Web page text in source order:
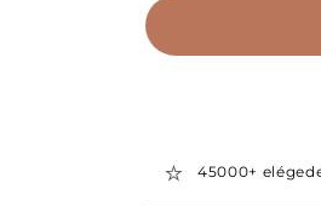
⭐ 45000+